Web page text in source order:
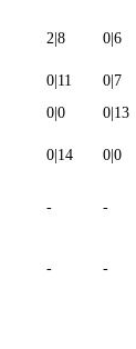
2|8 0|6
0|11 0|7
0|0 0|13
0|14 0|0
- -
- -